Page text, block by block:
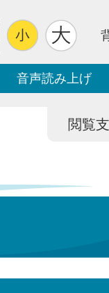
音声読み上げ
閲覧